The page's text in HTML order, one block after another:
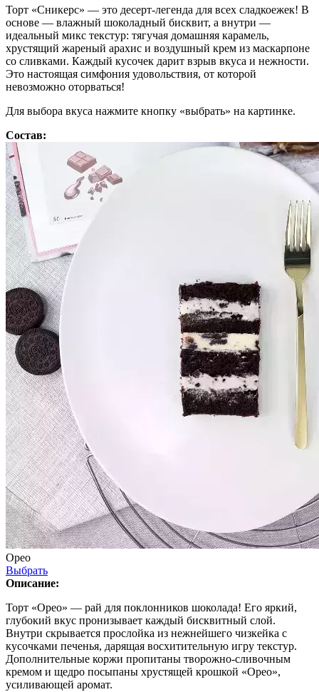
Торт «Сникерс» — это десерт-легенда для всех сладкоежек! В
основе — влажный шоколадный бисквит, а внутри —
идеальный микс текстур: тягучая домашняя карамель,
хрустящий жареный арахис и воздушный крем из маскарпоне
со сливками. Каждый кусочек дарит взрыв вкуса и нежности.
Это настоящая симфония удовольствия, от которой
невозможно оторваться!
Для выбора вкуса нажмите кнопку «выбрать» на картинке.
Состав:
Орео
Выбрать
Описание:
Торт «Орео» — рай для поклонников шоколада! Его яркий,
глубокий вкус пронизывает каждый бисквитный слой.
Внутри скрывается прослойка из нежнейшего чизкейка с
кусочками печенья, дарящая восхитительную игру текстур.
Дополнительные коржи пропитаны творожно-сливочным
кремом и щедро посыпаны хрустящей крошкой «Орео»,
усиливающей аромат.